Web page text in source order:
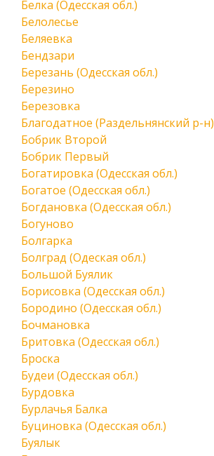
Белка (Одесская обл.)
Белолесье
Беляевка
Бендзари
Березань (Одесская обл.)
Березино
Березовка
Благодатное (Раздельнянский р-н)
Бобрик Второй
Бобрик Первый
Богатировка (Одесская обл.)
Богатое (Одесская обл.)
Богдановка (Одесская обл.)
Богуново
Болгарка
Болград (Одеская обл.)
Большой Буялик
Борисовка (Одесская обл.)
Бородино (Одесская обл.)
Бочмановка
Бритовка (Одесская обл.)
Броска
Будеи (Одесская обл.)
Бурдовка
Бурлачья Балка
Буциновка (Одесская обл.)
Буялык